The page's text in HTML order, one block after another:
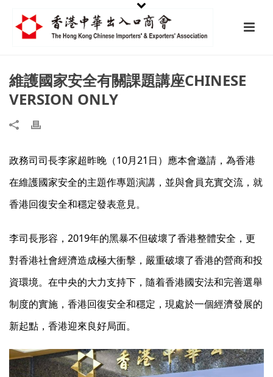
維護國家安全有關課題講座CHINESE
VERSION ONLY
政務司司長李家超昨晚（10月21日）應本會邀請，為香港
在維護國家安全的主題作專題演講，並與會員充實交流，就
香港回復安全和穩定發表意見。
李司長形容，2019年的黑暴不但破壞了香港整體安全，更
對香港社會經濟造成極大衝擊，嚴重破壞了香港的營商和投
資環境。在中央的大力支持下，隨着香港國安法和完善選舉
制度的實施，香港回復安全和穩定，現處於一個經濟發展的
新起點，香港迎來良好局面。